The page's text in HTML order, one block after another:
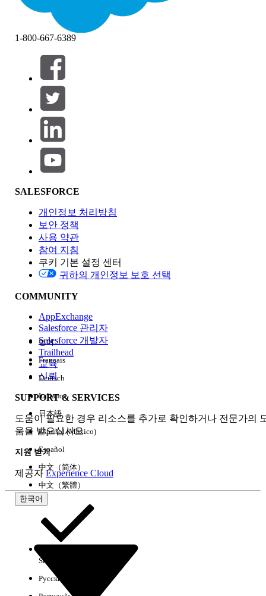
필터 (0)
필터 선택
제품 영역
기능 영향
Edition
경험
1-800-667-6389
SALESFORCE
개인정보 처리방침
보안 정책
사용 약관
참여 지침
쿠키 기본 설정 센터
귀하의 개인정보 보호 선택
COMMUNITY
AppExchange
Salesforce 관리자
Salesforce 개발자
Trailhead
교육
신뢰
SUPPORT & SERVICES
도움이 필요한 경우 리소스를 추가로 확인하거나 전문가의
움을 받으십시오.
지원 받기
제공자 Experience Cloud
한국어
영어
Français
Deutsch
Italiano
日本語
Español (México)
Español
中文（简体）
中文（繁體）
Select Org
Русский